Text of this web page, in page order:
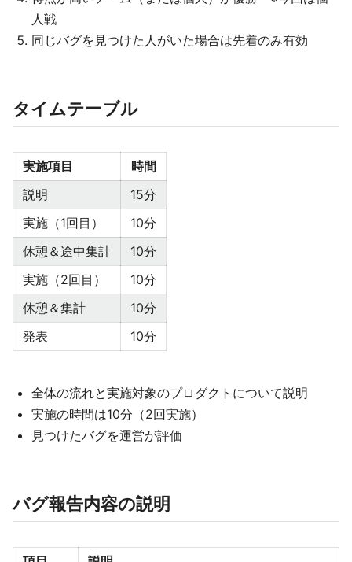
人戦
同じバグを見つけた人がいた場合は先着のみ有効
タイムテーブル
実施項目
時間
説明
15分
実施（1回目）
10分
休憩＆途中集計
10分
実施（2回目）
10分
休憩＆集計
10分
発表
10分
全体の流れと実施対象のプロダクトについて説明
実施の時間は10分（2回実施）
見つけたバグを運営が評価
バグ報告内容の説明